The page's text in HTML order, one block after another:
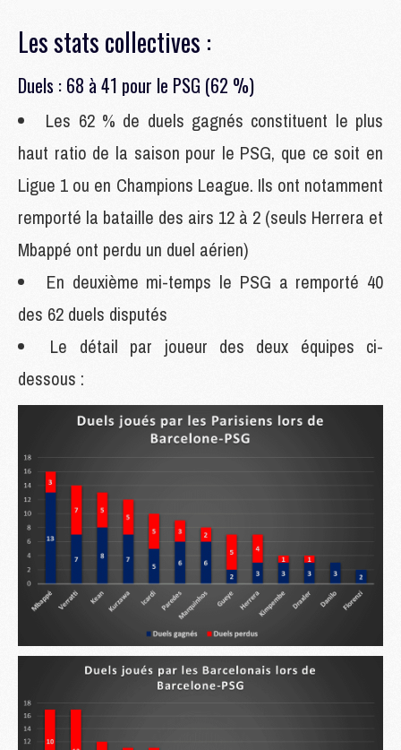
Les stats collectives :
Duels : 68 à 41 pour le PSG (62 %)
Les 62 % de duels gagnés constituent le plus
haut ratio de la saison pour le PSG, que ce soit en
Ligue 1 ou en Champions League. Ils ont notamment
remporté la bataille des airs 12 à 2 (seuls Herrera et
Mbappé ont perdu un duel aérien)
En deuxième mi-temps le PSG a remporté 40
des 62 duels disputés
Le détail par joueur des deux équipes ci-
dessous :